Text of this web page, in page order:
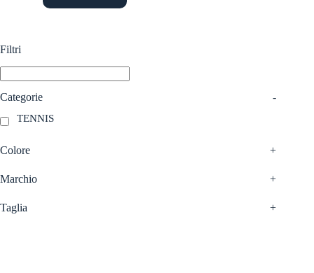
Filtri
Categorie -
TENNIS
Colore +
Marchio +
Taglia +